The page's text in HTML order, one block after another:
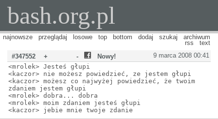
bash.org.pl
najnowsze przeglądaj losowe top bottom dodaj szukaj
archiwum
rss
text
9 marca 2008 00:41
#347552 + -
Nowy!
<mrolek> Jesteś głupi
<kaczor> nie możesz powiedzieć, ze jestem głupi
<kaczor> możesz co najwyżej powiedzieć, że twoim
zdaniem jestem głupi
<mrolek> dobra... dobra
<mrolek> moim zdaniem jesteś głupi
<kaczor> jebie mnie twoje zdanie